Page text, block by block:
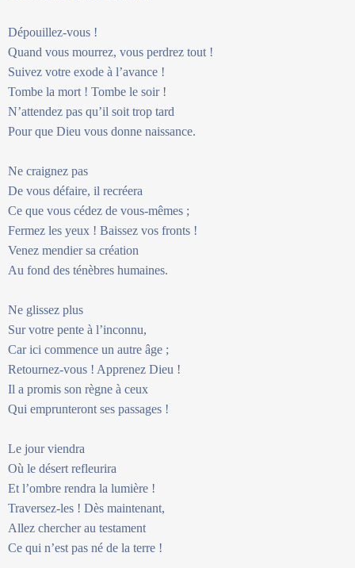
Dépouillez-vous !
Quand vous mourrez, vous perdrez tout !
Suivez votre exode à l’avance !
Tombe la mort ! Tombe le soir !
N’attendez pas qu’il soit trop tard
Pour que Dieu vous donne naissance.
Ne craignez pas
De vous défaire, il recréera
Ce que vous cédez de vous-mêmes ;
Fermez les yeux ! Baissez vos fronts !
Venez mendier sa création
Au fond des ténèbres humaines.
Ne glissez plus
Sur votre pente à l’inconnu,
Car ici commence un autre âge ;
Retournez-vous ! Apprenez Dieu !
Il a promis son règne à ceux
Qui emprunteront ses passages !
Le jour viendra
Où le désert refleurira
Et l’ombre rendra la lumière !
Traversez-les ! Dès maintenant,
Allez chercher au testament
Ce qui n’est pas né de la terre !